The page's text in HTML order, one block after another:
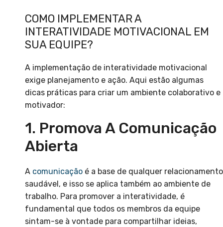
COMO IMPLEMENTAR A
INTERATIVIDADE MOTIVACIONAL EM
SUA EQUIPE?
A implementação de interatividade motivacional
exige planejamento e ação. Aqui estão algumas
dicas práticas para criar um ambiente colaborativo e
motivador:
1. Promova A Comunicação
Abierta
A comunicação é a base de qualquer relacionamento
saudável, e isso se aplica também ao ambiente de
trabalho. Para promover a interatividade, é
fundamental que todos os membros da equipe
sintam-se à vontade para compartilhar ideias,